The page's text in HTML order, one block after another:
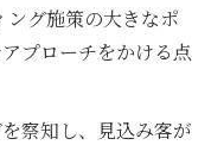
ング施策の大きなポ
プローチをかける点
察知し、見込み客が